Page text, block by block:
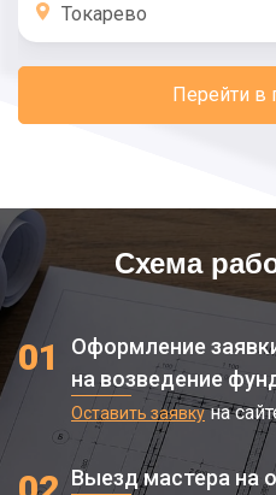
Токарево
Перейти в
Схема
01
Оформление
на возведение
Оставить заявкуна
Выезд мастера на